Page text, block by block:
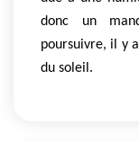
donc un
poursuivre, il y
du soleil.